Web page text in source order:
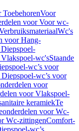
ToebehorenVoor
voor Voor wc-
Wc's
voor Hang-
Vlakspoel-wc'sStaande
wc’s voor
wc’s voor
voor
voor Vlakspoel-
keramiekTe
voor Wc-
Wc-zittingenComfort-
wc’s